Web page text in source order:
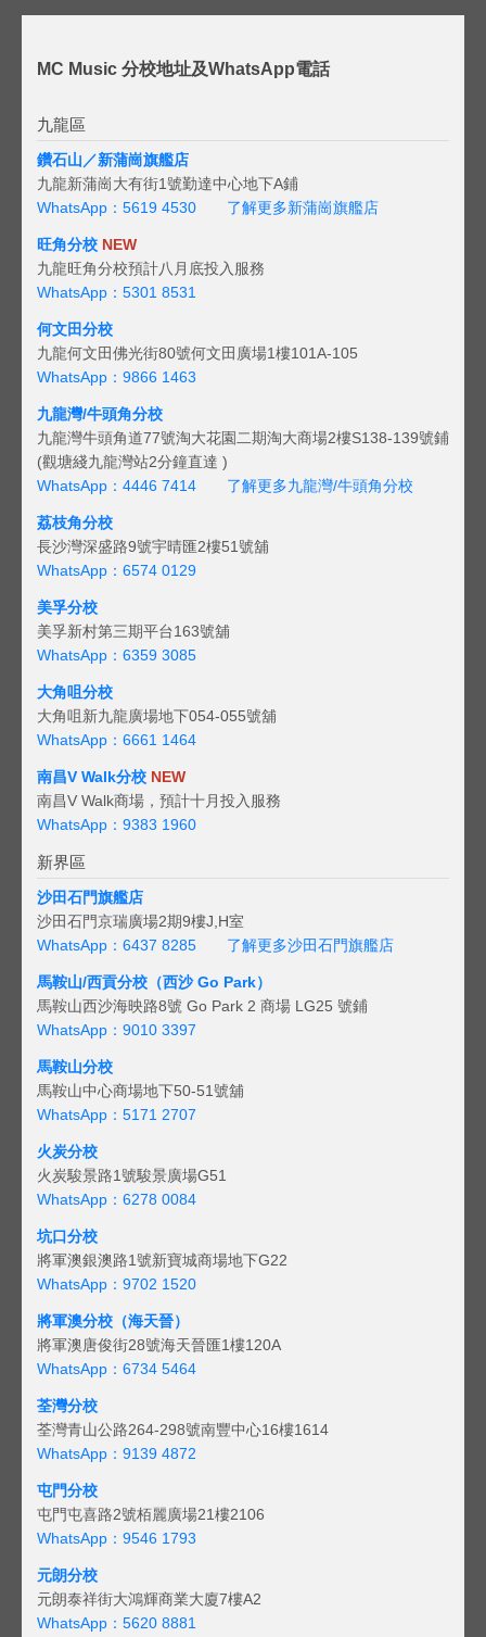
MC Music 分校地址及WhatsApp電話
九龍區
鑽石山／新蒲崗旗艦店
九龍新蒲崗大有街1號勤達中心地下A鋪
WhatsApp：5619 4530
了解更多新蒲崗旗艦店
旺角分校 NEW
九龍旺角分校預計八月底投入服務
WhatsApp：5301 8531
何文田分校
九龍何文田佛光街80號何文田廣場1樓101A-105
WhatsApp：9866 1463
九龍灣/牛頭角分校
九龍灣牛頭角道77號淘大花園二期淘大商場2樓S138-139號鋪
(觀塘綫九龍灣站2分鐘直達 )
WhatsApp：4446 7414
了解更多九龍灣/牛頭角分校
荔枝角分校
長沙灣深盛路9號宇晴匯2樓51號舖
WhatsApp：6574 0129
美孚分校
美孚新村第三期平台163號舖
WhatsApp：6359 3085
大角咀分校
大角咀新九龍廣場地下054-055號舖
WhatsApp：6661 1464
南昌V Walk分校 NEW
南昌V Walk商場，預計十月投入服務
WhatsApp：9383 1960
新界區
沙田石門旗艦店
沙田石門京瑞廣場2期9樓J,H室
WhatsApp：6437 8285
了解更多沙田石門旗艦店
馬鞍山/西貢分校（西沙 Go Park）
馬鞍山西沙海映路8號 Go Park 2 商場 LG25 號鋪
WhatsApp：9010 3397
馬鞍山分校
馬鞍山中心商場地下50-51號舖
WhatsApp：5171 2707
火炭分校
火炭駿景路1號駿景廣場G51
WhatsApp：6278 0084
坑口分校
將軍澳銀澳路1號新寶城商場地下G22
WhatsApp：9702 1520
將軍澳分校（海天晉）
將軍澳唐俊街28號海天晉匯1樓120A
WhatsApp：6734 5464
荃灣分校
荃灣青山公路264-298號南豐中心16樓1614
WhatsApp：9139 4872
屯門分校
屯門屯喜路2號栢麗廣場21樓2106
WhatsApp：9546 1793
元朗分校
元朗泰祥街大鴻輝商業大廈7樓A2
WhatsApp：5620 8881